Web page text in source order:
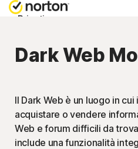
Privati
Piccole aziende
Supporto
Provalo gratis
Dark Web
Il Dark Web è un luogo in
acquistare o vendere
Web e forum difficili da
include una funzionalità